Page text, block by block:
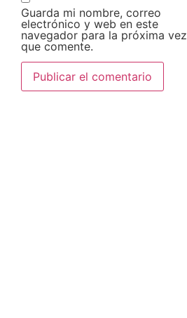
Guarda mi nombre, correo
electrónico y web en este
navegador para la próxima vez
que comente.